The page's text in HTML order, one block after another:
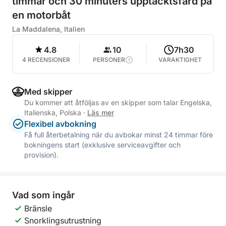
en motorbåt
La Maddalena, Italien
4.8
4 RECENSIONER
10
PERSONER
7h30
VARAKTIGHET
Med skipper
Du kommer att åtföljas av en skipper som talar Engelska,
Italienska, Polska · Läs mer
Flexibel avbokning
Få full återbetalning när du avbokar minst 24 timmar före
bokningens start (exklusive serviceavgifter och
provision).
Vad som ingår
Bränsle
Snorklingsutrustning